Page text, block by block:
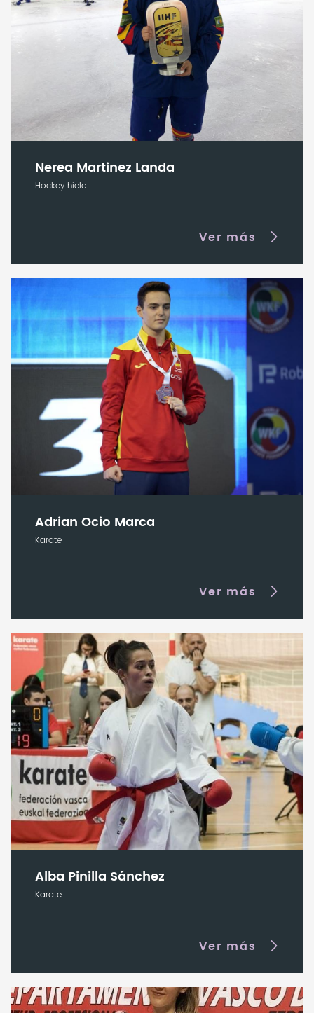
Nerea Martinez Landa
Hockey hielo
Ver más
Adrian Ocio Marca
Karate
Ver más
Alba Pinilla Sánchez
Karate
Ver más